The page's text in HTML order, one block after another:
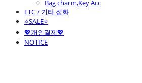
Bag charm,Key Acc
ETC / 기타 잡화
⭐SALE⭐
💖개인결제💖
NOTICE